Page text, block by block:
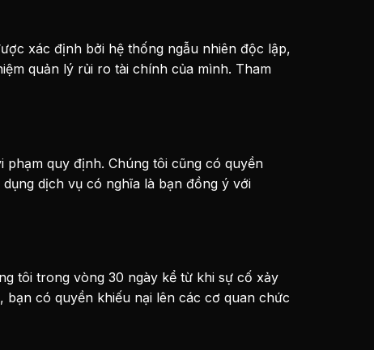
xác định bởi hệ thống ngẫu nhiên độc lập,
quản lý rủi ro tài chính của mình. Tham
quy định. Chúng tôi cũng có quyền
dịch vụ có nghĩa là bạn đồng ý với
tôi trong vòng 30 ngày kể từ khi sự cố xảy
có quyền khiếu nại lên các cơ quan chức